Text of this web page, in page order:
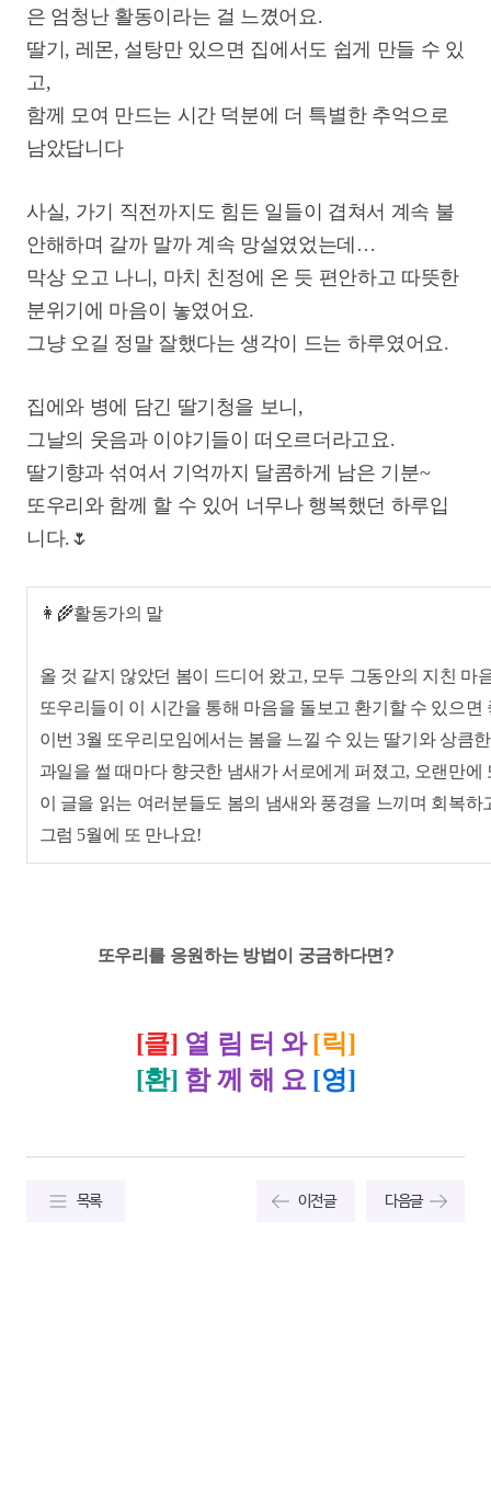
은 엄청난 활동이라는 걸 느꼈어요.
딸기, 레몬, 설탕만 있으면 집에서도 쉽게 만들 수 있
고,
함께 모여 만드는 시간 덕분에 더 특별한 추억으로
남았답니다
사실, 가기 직전까지도 힘든 일들이 겹쳐서 계속 불
안해하며 갈까 말까 계속 망설였었는데…
막상 오고 나니, 마치 친정에 온 듯 편안하고 따뜻한
분위기에 마음이 놓였어요.
그냥 오길 정말 잘했다는 생각이 드는 하루였어요.
집에와 병에 담긴 딸기청을 보니,
그날의 웃음과 이야기들이 떠오르더라고요.
딸기향과 섞여서 기억까지 달콤하게 남은 기분~
또우리와 함께 할 수 있어 너무나 행복했던 하루입
니다. 🌷
👩‍🌾활동가의 말
올 것 같지 않았던 봄이 드디어 왔고, 모두 그동안의 지친 마
또우리들이 이 시간을 통해 마음을 돌보고 환기할 수 있으
이번 3월 또우리모임에서는 봄을 느낄 수 있는 딸기와 상큼
과일을 썰 때마다 향긋한 냄새가 서로에게 퍼졌고, 오랜만
이 글을 읽는 여러분들도 봄의 냄새와 풍경을 느끼며 회복
그럼 5월에 또 만나요!
또우리를 응원하는 방법이 궁금하다면?
[클] 열 림 터 와[릭]
[환] 함 께 해 요 [영]
목록 이전글 다음글